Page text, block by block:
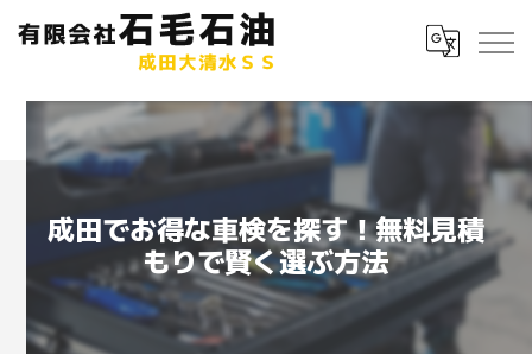
成田でお得な車検を探す！無料見積
もりで賢く選ぶ方法